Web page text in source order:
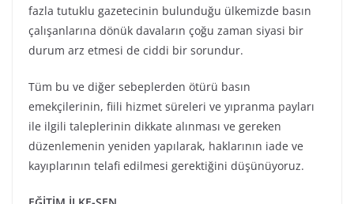
fazla tutuklu gazetecinin bulunduğu ülkemizde basın
çalışanlarına dönük davaların çoğu zaman siyasi bir
durum arz etmesi de ciddi bir sorundur.
Tüm bu ve diğer sebeplerden ötürü basın
emekçilerinin, fiili hizmet süreleri ve yıpranma payları
ile ilgili taleplerinin dikkate alınması ve gereken
düzenlemenin yeniden yapılarak, haklarının iade ve
kayıplarının telafi edilmesi gerektiğini düşünüyoruz.